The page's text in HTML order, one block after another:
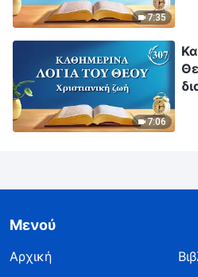
7:35
7:06
Μενού
Αρχική